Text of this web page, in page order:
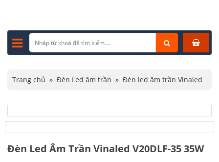
Trang chủ » Đèn Led âm trần » Đèn led âm trần Vinaled
Đèn Led Âm Trần Vinaled V20DLF-35 35W